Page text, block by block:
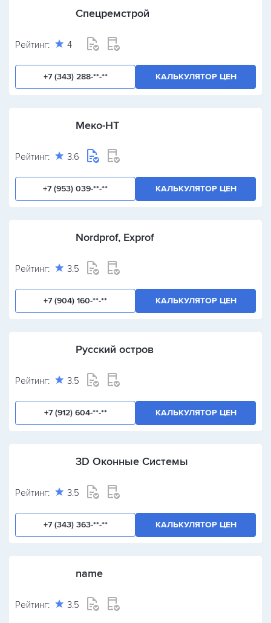
Спецремстрой
Рейтинг: 4
+7 (343) 288-**-** КАЛЬКУЛЯТОР ЦЕН
Меко-НТ
Рейтинг: 3.6
+7 (953) 039-**-** КАЛЬКУЛЯТОР ЦЕН
Nordprof, Exprof
Рейтинг: 3.5
+7 (904) 160-**-** КАЛЬКУЛЯТОР ЦЕН
Русский остров
Рейтинг: 3.5
+7 (912) 604-**-** КАЛЬКУЛЯТОР ЦЕН
3D Оконные Системы
Рейтинг: 3.5
+7 (343) 363-**-** КАЛЬКУЛЯТОР ЦЕН
name
Рейтинг: 3.5